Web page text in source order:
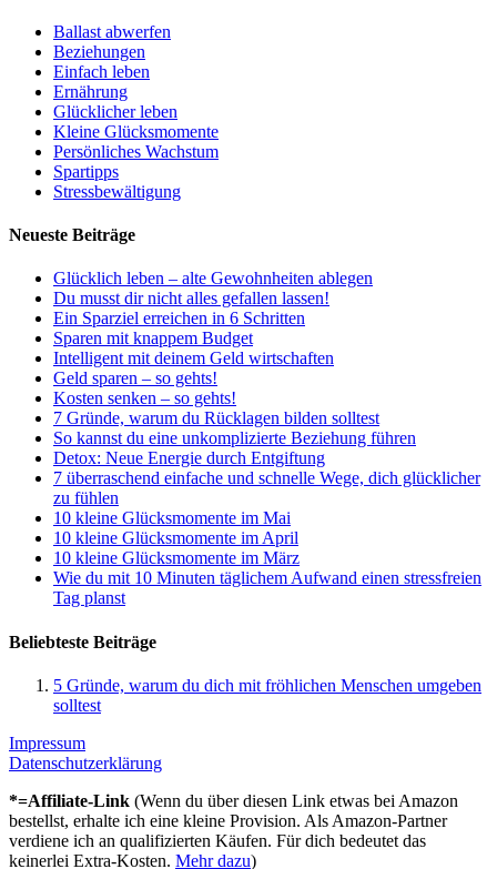
Ballast abwerfen
Beziehungen
Einfach leben
Ernährung
Glücklicher leben
Kleine Glücksmomente
Persönliches Wachstum
Spartipps
Stressbewältigung
Neueste Beiträge
Glücklich leben – alte Gewohnheiten ablegen
Du musst dir nicht alles gefallen lassen!
Ein Sparziel erreichen in 6 Schritten
Sparen mit knappem Budget
Intelligent mit deinem Geld wirtschaften
Geld sparen – so gehts!
Kosten senken – so gehts!
7 Gründe, warum du Rücklagen bilden solltest
So kannst du eine unkomplizierte Beziehung führen
Detox: Neue Energie durch Entgiftung
7 überraschend einfache und schnelle Wege, dich glücklicher
zu fühlen
10 kleine Glücksmomente im Mai
10 kleine Glücksmomente im April
10 kleine Glücksmomente im März
Wie du mit 10 Minuten täglichem Aufwand einen stressfreien
Tag planst
Beliebteste Beiträge
5 Gründe, warum du dich mit fröhlichen Menschen umgeben
solltest
Impressum
Datenschutzerklärung
*=Affiliate-Link (Wenn du über diesen Link etwas bei Amazon
bestellst, erhalte ich eine kleine Provision. Als Amazon-Partner
verdiene ich an qualifizierten Käufen. Für dich bedeutet das
keinerlei Extra-Kosten. Mehr dazu)